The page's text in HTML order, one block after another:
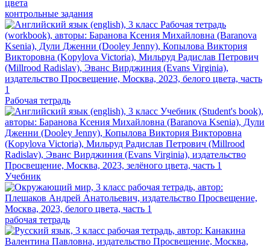
контрольные задания
Рабочая тетрадь
Учебник
рабочая тетрадь